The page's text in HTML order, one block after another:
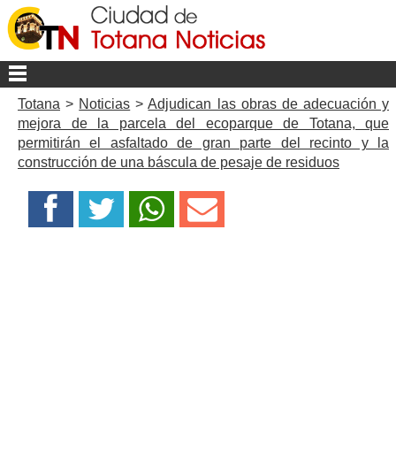
Totana > Noticias >Adjudican las obras de adecuación y
mejora de la parcela del ecoparque de Totana, que
permitirán el asfaltado de gran parte del recinto y la
construcción de una báscula de pesaje de residuos